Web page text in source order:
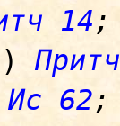
14;
Ис 62;